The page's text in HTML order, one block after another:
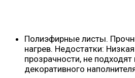
Полиэфирные листы.
нагрев. Недостатки:
прозрачности, не подходят
декоративного